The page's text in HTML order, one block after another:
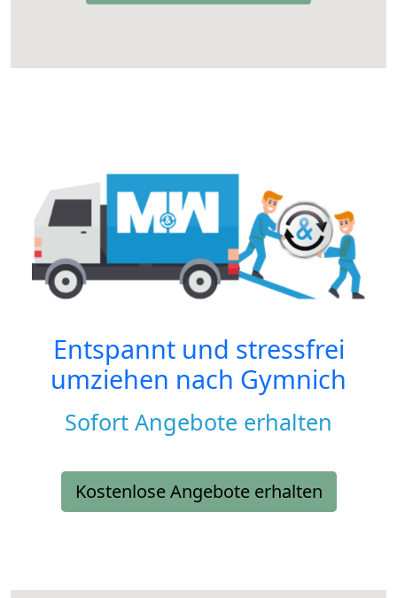
Entspannt und stressfrei
umziehen nach Gymnich
Sofort Angebote erhalten
Kostenlose Angebote erhalten